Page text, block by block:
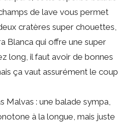
de lave vous permet
cratères super chouettes,
Blanca qui offre une super
long, il faut avoir de bonnes
ça vaut assurément le coup
Malvas : une balade sympa,
à la longue, mais juste